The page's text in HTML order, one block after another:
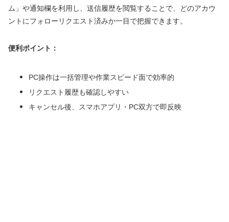
ム」や通知欄を利用し、送信履歴を閲覧することで、どのアカウ
ントにフォローリクエスト済みか一目で把握できます。
便利ポイント：
PC操作は一括管理や作業スピード面で効率的
リクエスト履歴も確認しやすい
キャンセル後、スマホアプリ・PC双方で即反映